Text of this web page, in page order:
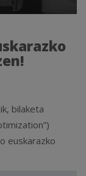
bilaketa
euskarazko